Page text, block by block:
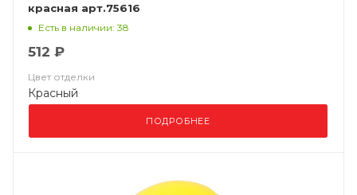
красная арт.75616
Есть в наличии: 38
512 ₽
Цвет отделки
Красный
ПОДРОБНЕЕ